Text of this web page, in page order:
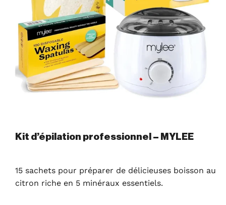
Kit d’épilation professionnel – MYLEE
15 sachets pour préparer de délicieuses boisson au
citron riche en 5 minéraux essentiels.